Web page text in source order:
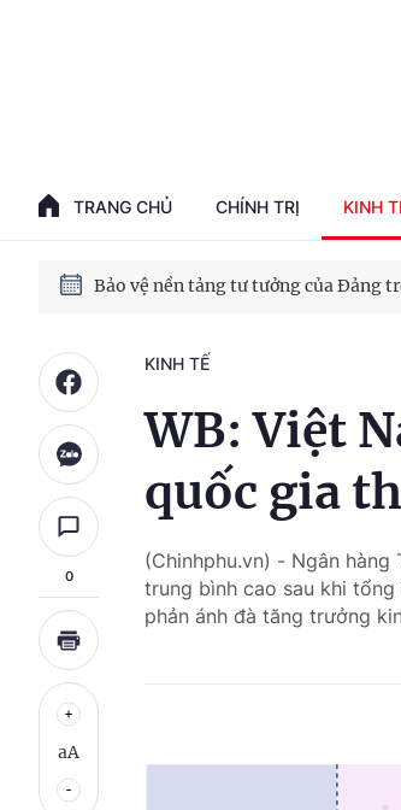
TRANG CHỦ CHÍNH TRỊ KINH
Phát triển kinh tế nhà nước trong kỷ
Phát triển nhà ở cho thuê - Trụ cột
0
aA
KINH TẾ
WB: Việt
quốc gia
(Chinhphu.vn) - Ngân
trung bình cao sau khi
phản ánh đà tăng trưởng